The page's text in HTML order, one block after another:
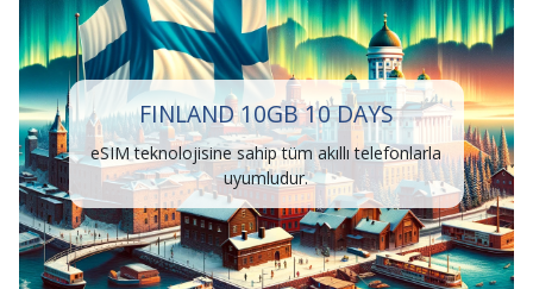
FINLAND 10GB 10 DAYS
eSIM teknolojisine sahip tüm akıllı telefonlarla
uyumludur.